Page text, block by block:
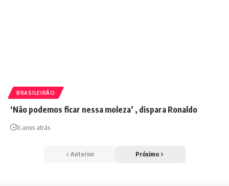
BRASILEIRÃO
‘Não podemos ficar nessa moleza’ , dispara Ronaldo
6 anos atrás
Anterior Próximo